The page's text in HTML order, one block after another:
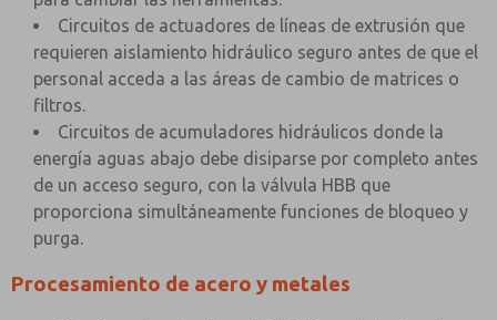
Circuitos de actuadores de líneas de extrusión que
requieren aislamiento hidráulico seguro antes de que el
personal acceda a las áreas de cambio de matrices o
filtros.
Circuitos de acumuladores hidráulicos donde la
energía aguas abajo debe disiparse por completo antes
de un acceso seguro, con la válvula HBB que
proporciona simultáneamente funciones de bloqueo y
purga.
Procesamiento de acero y metales